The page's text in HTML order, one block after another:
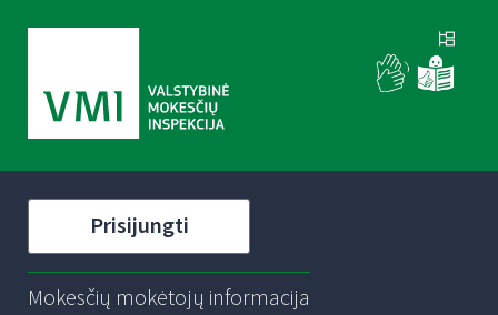
Prisijungti
Mokesčių mokėtojų informacija